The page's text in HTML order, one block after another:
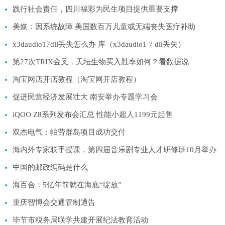
践行社会责任，四川福彩为民生项目提供重要支撑
美媒：因系统故障 美国数百万儿童或无端丧失医疗补助
x3daudio17dll丢失怎么办 库（x3daudio1 7 dll丢失）
第27次TRIX金叉，天坛生物买入胜率如何？看数据说
淘宝网店开店教程（淘宝网开店教程）
促进民营经济发展壮大 南安举办专题学习会
iQOO Z8系列发布会汇总 性能小超人1199元起售
双杰电气：帕劳群岛项目成功交付
海内外专家联手授课，第四届音乐剧专业人才研修班10月举办
中国的邮政编码是什么
海百合：5亿年前就在海底“绽放”
重庆智博会交通管制通告
毕节市税务局联学共建开展纪法教育活动